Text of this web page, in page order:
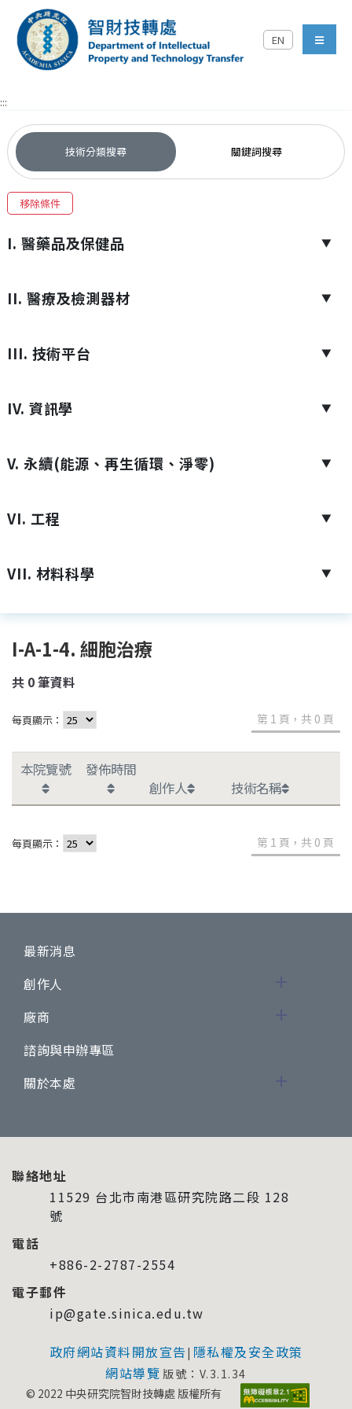
跳到主要內容區塊
中央研究院智財技轉處對
EN
menu
:::
技術分類搜尋 關鍵詞搜尋
移除條件
I. 醫藥品及保健品 ▼
II. 醫療及檢測器材 ▼
III. 技術平台 ▼
IV. 資訊學 ▼
V. 永續(能源、再生循環、淨零) ▼
VI. 工程 ▼
VII. 材料科學 ▼
I-A-1-4. 細胞治療
共 0筆資料
每頁顯示： 第 1 頁，共 0 頁
本院覽號
發佈時間
創作人
技術名稱
每頁顯示： 第 1 頁，共 0 頁
最新消息
創作人
廠商
諮詢與申辦專區
關於本處
聯絡地址
11529 台北市南港區研究院路二段 128
號
電話
+886-2-2787-2554
電子郵件
ip@gate.sinica.edu.tw
政府網站資料開放宣告 | 隱私權及安全政策
網站導覽 版號：V.3.1.34
© 2022 中央研究院智財技轉處 版權所有